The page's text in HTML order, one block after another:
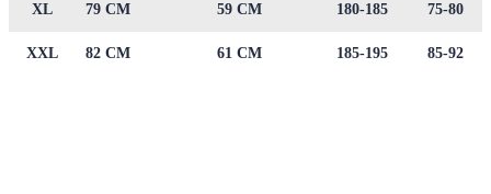
XL 79 CM 59 CM 180-185 75-80
XXL 82 CM 61 CM 185-195 85-92